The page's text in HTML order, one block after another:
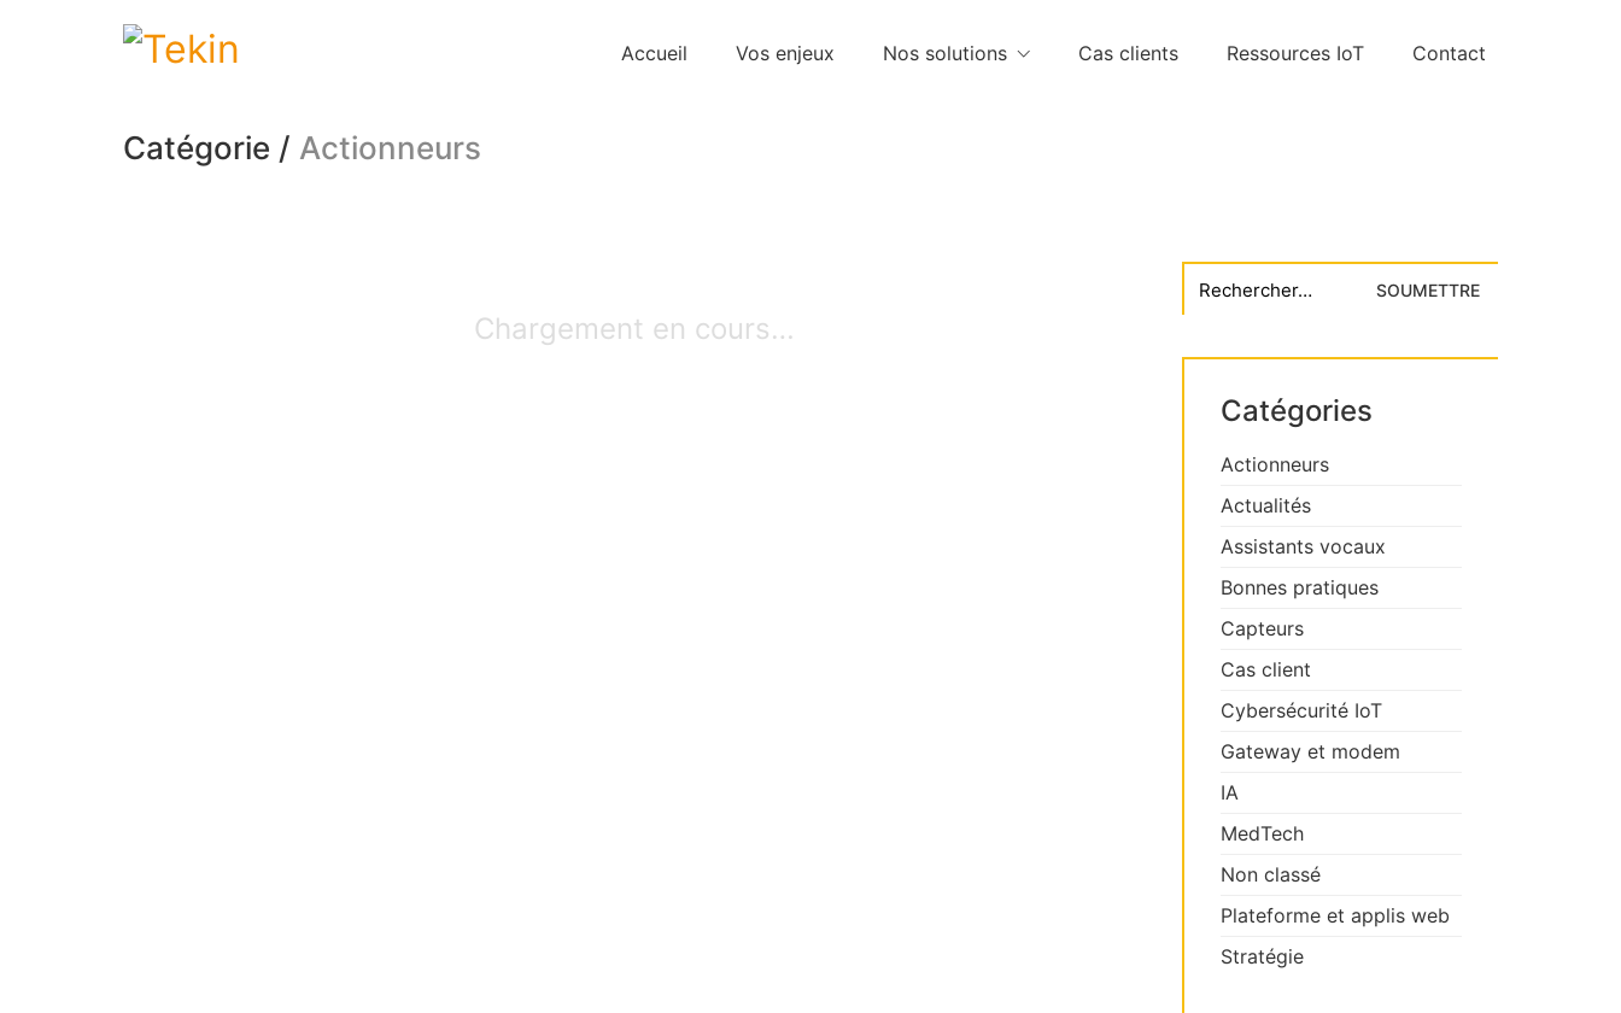
Accueil Vos enjeux Nos solutions Cas clients Ressources IoT Contact
Catégorie / Actionneurs
Chargement en cours…
for:
Catégories
Actionneurs
Actualités
Assistants vocaux
Bonnes pratiques
Capteurs
Cas client
Cybersécurité IoT
Gateway et modem
IA
MedTech
Non classé
Plateforme et applis web
Stratégie